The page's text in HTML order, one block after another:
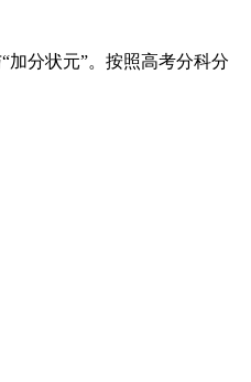
加分状元”。按照高考分科分